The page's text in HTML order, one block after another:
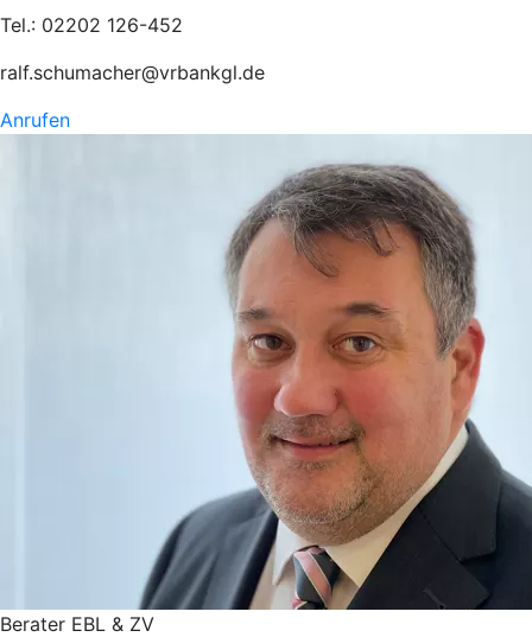
Tel.: 02202 126-452
ralf.schumacher@vrbankgl.de
Anrufen
Berater EBL & ZV